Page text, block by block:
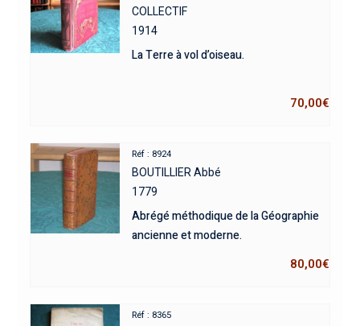
COLLECTIF
1914
La Terre à vol d’oiseau.
70,00€
Réf : 8924
BOUTILLIER Abbé
1779
Abrégé méthodique de la Géographie
ancienne et moderne.
80,00€
Réf : 8365